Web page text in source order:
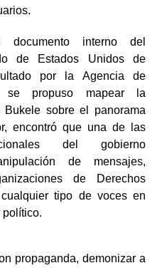
interno del
de Estados Unidos de
por la Agencia de
propuso mapear la
sobre el panorama
encontró que una de las
del gobierno
de mensajes,
de Derechos
tipo de voces en
político.
propaganda, demonizar a